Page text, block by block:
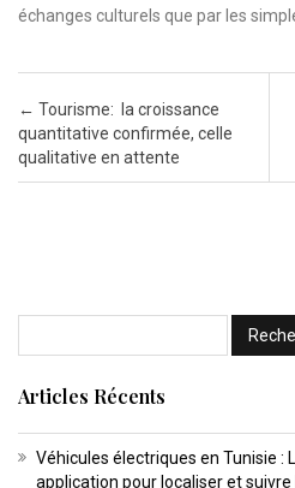
échanges culturels que par les
Post navigation
← Tourisme: la croissance
quantitative confirmée, celle
qualitative en attente
Articles Récents
Véhicules électriques en Tunisie :
application pour localiser et